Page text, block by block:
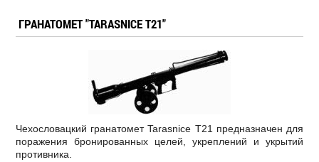
ГРАНАТОМЕТ "TARASNICE T21"
Чехословацкий гранатомет Tarasnice T21 предназначен для
поражения бронированных целей, укреплений и укрытий
противника.